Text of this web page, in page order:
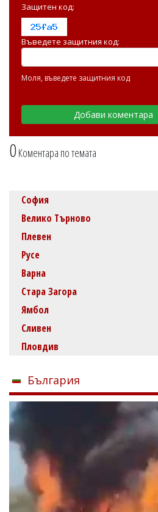
0Коментара по темата
Защитен код:
Въведете защитния код:
Моля, въведете защитния код
София
Велико Търново
Плевен
Русе
Варна
Стара Загора
Ямбол
Сливен
Пловдив
България